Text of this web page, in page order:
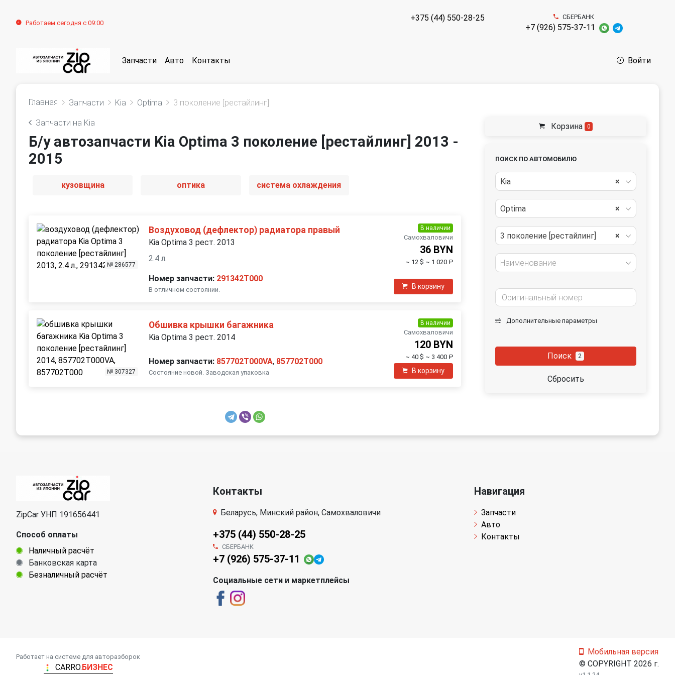
Работаем сегодня с 09:00
+375 (44) 550-28-25 СБЕРБАНК
+7 (926) 575-37-11
Запчасти Авто Контакты Войти
Главная Запчасти Kia Optima 3 поколение [рестайлинг]
Запчасти на Kia
Б/у автозапчасти Kia Optima 3 поколение [рестайлинг] 2013 -
2015
кузовщина оптика система охлаждения
№ 286577
Воздуховод (дефлектор) радиатора правый
Kia Optima 3 рест. 2013
2.4 л.
Номер запчасти: 291342T000
В отличном состоянии.
В наличии
Самохваловичи
36 BYN
~ 12 $ ~ 1 020 ₽
В корзину
№ 307327
Обшивка крышки багажника
Kia Optima 3 рест. 2014
Номер запчасти: 857702T000VA, 857702T000
Состояние новой. Заводская упаковка
В наличии
Самохваловичи
120 BYN
~ 40 $ ~ 3 400 ₽
В корзину
Корзина 0
ПОИСК ПО АВТОМОБИЛЮ
×
Kia
×
Optima
×
3 поколение [рестайлинг]
Наименование
Дополнительные параметры
Поиск 2
Сбросить
ZipCar УНП 191656441
Способ оплаты
Наличный расчёт
Банковская карта
Безналичный расчёт
Контакты
Беларусь, Минский район, Самохваловичи
+375 (44) 550-28-25
СБЕРБАНК
+7 (926) 575-37-11
Социальные сети и маркетплейсы
Навигация
Запчасти
Авто
Контакты
Работает на системе для авторазборок
CARRO.БИЗНЕС
Мобильная версия
© COPYRIGHT 2026 г.